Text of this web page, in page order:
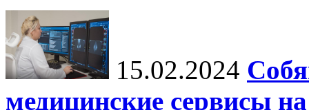
15.02.2024
медицинские сервисы